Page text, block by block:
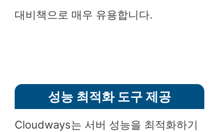
대비책으로 매우 유용합니다.
성능 최적화 도구 제공
Cloudways는 서버 성능을 최적화하기